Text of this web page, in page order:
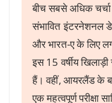
बीच सबसे अधिक
संभावित इंटरनेशनल
और भारत-ए के लिए
इस 15 वर्षीय
हैं। वहीं, आयरलैंड के
एक महत्वपूर्ण परीक्षा